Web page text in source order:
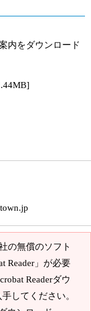
内をダウンロード
の無償のソフト
Reader」が必要
Readerダウ
してください。